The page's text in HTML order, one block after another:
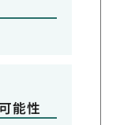
能性